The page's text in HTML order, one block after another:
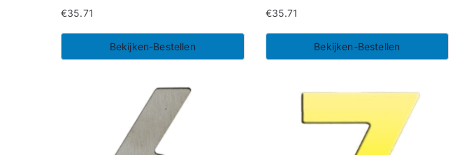
€35.71
Bekijken-Bestellen
€35.71
Bekijken-Bestellen